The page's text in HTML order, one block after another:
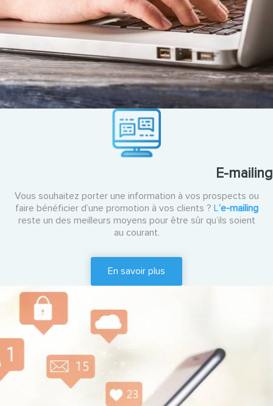
E-mailing
Vous souhaitez porter une information à vos prospects ou
faire bénéficier d’une promotion à vos clients ? L’e-mailing
reste un des meilleurs moyens pour être sûr qu’ils soient
au courant.
En savoir plus